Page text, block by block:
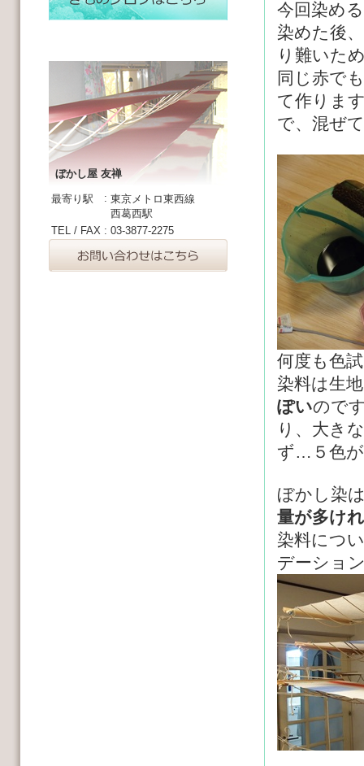
ぼかし屋 友禅
最寄り駅 : 東京メトロ東西線
西葛西駅
TEL / FAX : 03-3877-2275
今回染め
染めた後
り難いた
同じ赤で
て作りま
で、混ぜ
何度も色
染料は生
ぽいので
り、大き
ず…５色
ぼかし染
量が多け
染料につ
デーショ